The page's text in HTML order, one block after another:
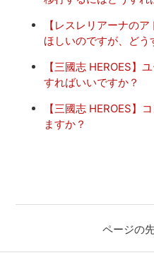
【レスレリアーナの
ほしいのですが、どう
【三國志 HEROES】
すればいいですか？
【三國志 HEROES】
ますか？
ページの